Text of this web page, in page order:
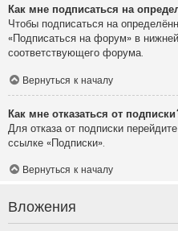
Как мне подписаться на
Чтобы подписаться на
«Подписаться на форум» в
соответствующего форума.
Вернуться к началу
Как мне отказаться от
Для отказа от подписки
ссылке «Подписки».
Вернуться к началу
Вложения